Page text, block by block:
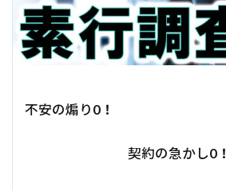
不安の煽り0！
契約の急かし0！